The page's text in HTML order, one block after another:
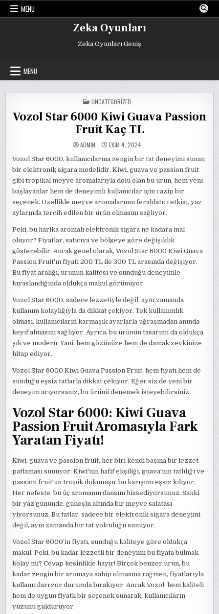
Skip
MENU
Zeka Oyunları
Zeka Oyunları Geniş
MENU
POSTED
IN
UNCATEGORIZED
Vozol Star 6000 Kiwi Guava Passion
Fruit Kaç TL
ADMIN EKIM 4, 2024
Vozol Star 6000, kullanıcılarına zengin bir tat deneyimi sunan
bir elektronik sigara modelidir. Kiwi, guava ve passion fruit
gibi tropikal meyve aromalarıyla dolu olan bu ürün, hem yeni
başlayanlar hem de deneyimli kullanıcılar için cazip bir
seçenek. Özellikle meyve aromalarının ferahlatıcı etkisi, yaz
aylarında tercih edilen bir ürün olmasını sağlıyor.
Peki, bu harika aromalı elektronik sigara ne kadara mal
oluyor? Fiyatlar, satıcıya ve bölgeye göre değişiklik
gösterebilir. Ancak genel olarak, Vozol Star 6000 Kiwi Guava
Passion Fruit’ın fiyatı 200 TL ile 300 TL arasında değişiyor.
Bu fiyat aralığı, ürünün kalitesi ve sunduğu deneyimle
kıyaslandığında oldukça makul görünüyor.
Vozol Star 6000, sadece lezzetiyle değil, aynı zamanda
kullanım kolaylığıyla da dikkat çekiyor. Tek kullanımlık
olması, kullanıcıların karmaşık ayarlarla uğraşmadan anında
keyif almasını sağlıyor. Ayrıca, bu ürünün tasarımı da oldukça
şık ve modern. Yani, hem gözünüze hem de damak zevkinize
hitap ediyor.
Vozol Star 6000 Kiwi Guava Passion Fruit, hem fiyatı hem de
sunduğu eşsiz tatlarla dikkat çekiyor. Eğer siz de yeni bir
deneyim arıyorsanız, bu ürünü denemek isteyebilirsiniz.
Vozol Star 6000: Kiwi Guava
Passion Fruit Aromasıyla Fark
Yaratan Fiyatı!
Kiwi, guava ve passion fruit, her biri kendi başına bir lezzet
patlaması sunuyor. Kiwi'nin hafif ekşiliği, guava'nın tatlılığı ve
passion fruit'un tropik dokunuşu, bu karışımı eşsiz kılıyor.
Her nefeste, bu üç aromanın dansını hissediyorsunuz. Sanki
bir yaz gününde, güneşin altında bir meyve salatası
yiyorsunuz. Bu tatlar, sadece bir elektronik sigara deneyimi
değil, aynı zamanda bir tat yolculuğu sunuyor.
Vozol Star 6000’in fiyatı, sunduğu kaliteye göre oldukça
makul. Peki, bu kadar lezzetli bir deneyimi bu fiyata bulmak
kolay mı? Cevap kesinlikle hayır! Birçok benzer ürün, bu
kadar zengin bir aromaya sahip olmasına rağmen, fiyatlarıyla
kullanıcıları zor durumda bırakıyor. Ancak Vozol, hem kaliteli
hem de uygun fiyatlı bir seçenek sunarak, kullanıcıların
yüzünü güldürüyor.